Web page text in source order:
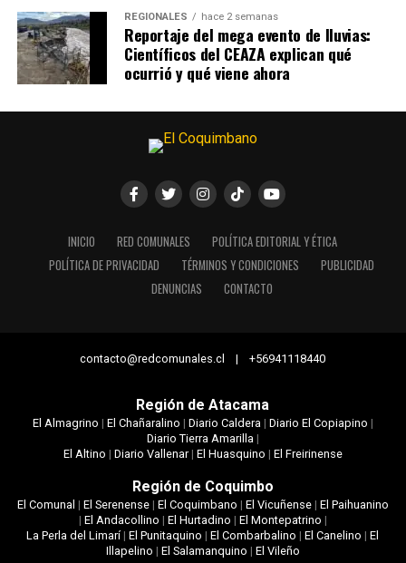
REGIONALES hace 2 semanas
Reportaje del mega evento de lluvias:
Científicos del CEAZA explican qué
ocurrió y qué viene ahora
INICIO RED COMUNALES
POLÍTICA EDITORIAL Y ÉTICA
POLÍTICA DE PRIVACIDAD
TÉRMINOS Y CONDICIONES
PUBLICIDAD
DENUNCIAS
CONTACTO
contacto@redcomunales.cl | +56941118440
Región de Atacama
El Almagrino | El Chañaralino | Diario Caldera| Diario El Copiapino |
Diario Tierra Amarilla|
El Altino | Diario Vallenar| El Huasquino | El Freirinense
Región de Coquimbo
El Comunal | El Serenense| El Coquimbano | El Vicuñense| El Paihuanino
| El Andacollino | El Hurtadino | El Montepatrino |
La Perla del Limarí|El Punitaquino |El Combarbalino |El Canelino |El
Illapelino | El Salamanquino | El Vileño